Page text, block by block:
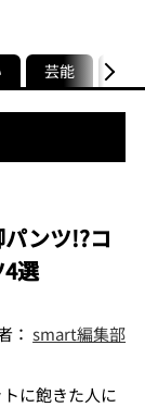
新号
事一覧ランキング
ストリ
芸能 グル
ンツ!?コ
選
：smart編集部
に飽きた人に